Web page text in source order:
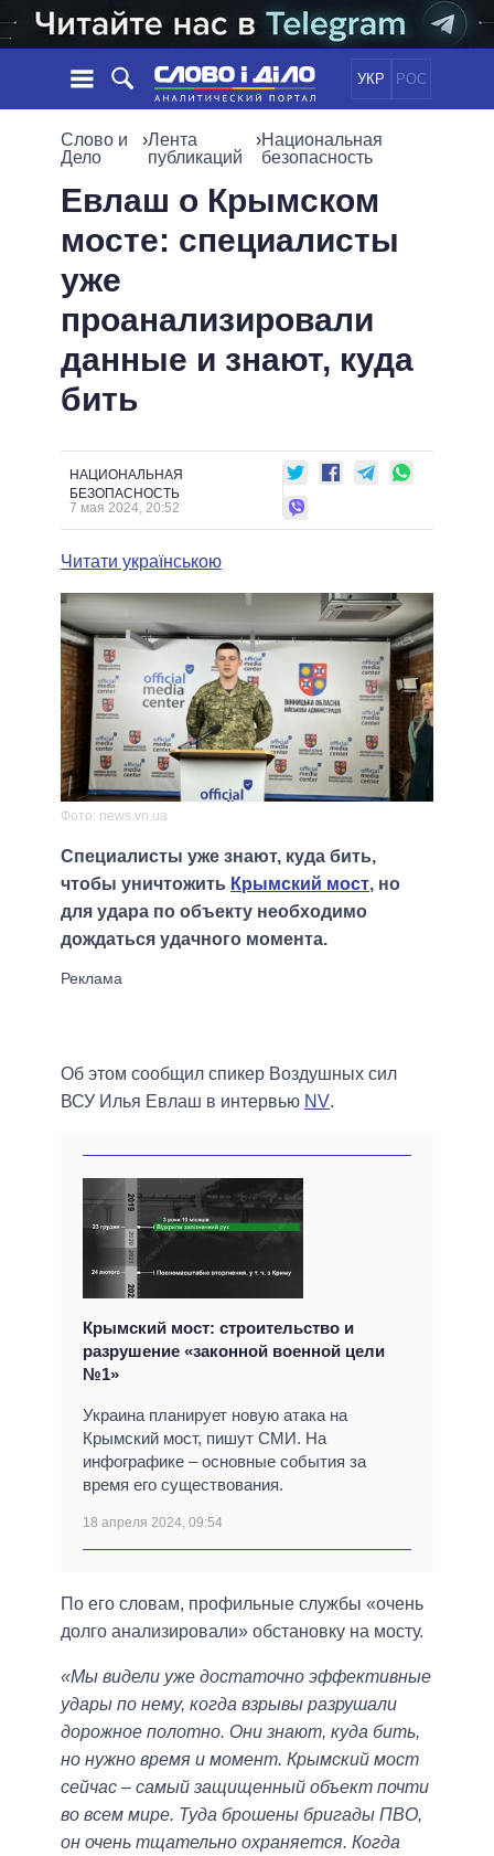
УКР РОС
НОВОСТИ
СТАТЬИ
МНЕНИЯ
ОБЗОРЫ
ДАЙДЖЕСТЫ
ОБЩЕСТВО
ОБЕЩАНИЯ
ПОЛИТИКИ
ВСЕ ПОЛИТИКИ
ПРЕЗИДЕНТ И ОФИС
ВЕРХОВНАЯ РАДА
ГЛАВЫ ОБЛАДМИНИСТРАЦИЙ
МЭРЫ
ВСЕ ПЕРСОНЫ
ВИДЕО
Слово и
Дело
›Лента
публикаций
›Национальная
безопасность
Евлаш о Крымском
мосте: специалисты
уже
проанализировали
данные и знают, куда
бить
НАЦИОНАЛЬНАЯ
БЕЗОПАСНОСТЬ
7 мая 2024, 20:52
Читати українською
Фото: news.vn.ua
Специалисты уже знают, куда бить,
чтобы уничтожить Крымский мост, но
для удара по объекту необходимо
дождаться удачного момента.
Об этом сообщил спикер Воздушных сил
ВСУ Илья Евлаш в интервью NV.
Крымский мост: строительство и
разрушение «законной военной цели
№1»
Украина планирует новую атака на
Крымский мост, пишут СМИ. На
инфографике – основные события за
время его существования.
18 апреля 2024, 09:54
По его словам, профильные службы «очень
долго анализировали» обстановку на мосту.
«Мы видели уже достаточно эффективные
удары по нему, когда взрывы разрушали
дорожное полотно. Они знают, куда бить,
но нужно время и момент. Крымский мост
сейчас – самый защищенный объект почти
во всем мире. Туда брошены бригады ПВО,
он очень тщательно охраняется. Когда